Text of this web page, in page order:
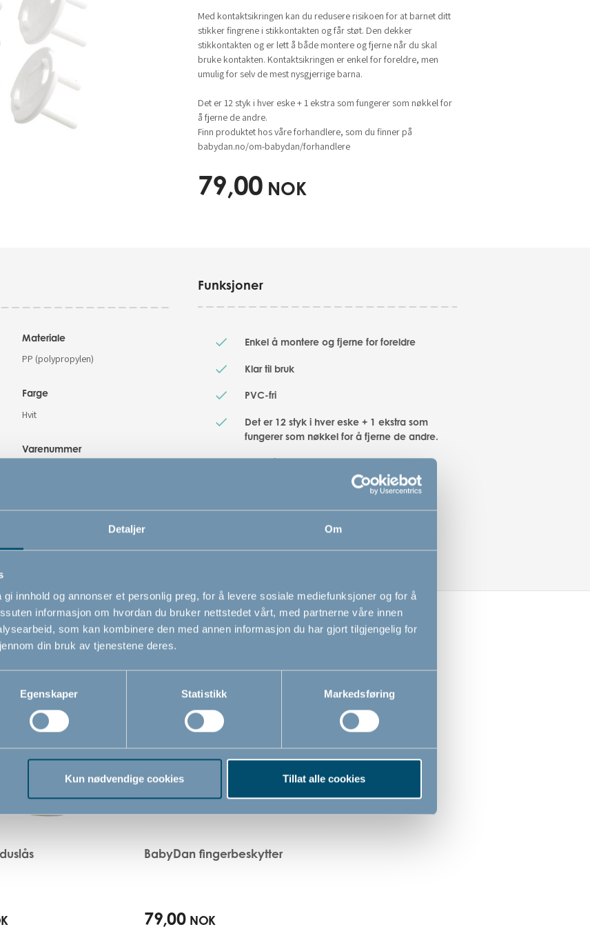
Detaljer Om
innhold og annonser et personlig preg, for å levere sosiale mediefunksjoner og for å
informasjon om hvordan du bruker nettstedet vårt, med partnerne våre innen
som kan kombinere den med annen informasjon du har gjort tilgjengelig for
din bruk av tjenestene deres.
Egenskaper Statistikk Markedsføring
Kun nødvendige cookies Tillat alle cookies
Med kontaktsikringen kan du redusere risikoen for at barnet ditt
stikker fingrene i stikkontakten og får støt. Den dekker
stikkontakten og er lett å både montere og fjerne når du skal
bruke kontakten. Kontaktsikringen er enkel for foreldre, men
umulig for selv de mest nysgjerrige barna.
Det er 12 styk i hver eske + 1 ekstra som fungerer som nøkkel for
å fjerne de andre.
Finn produktet hos våre forhandlere, som du finner på
babydan.no/om-babydan/forhandlere
79,00 NOK
Materiale
PP (polypropylen)
Farge
Hvit
Varenummer
Funksjoner
Enkel å montere og fjerne for foreldre
Klar til bruk
PVC-fri
Det er 12 styk i hver eske + 1 ekstra som
fungerer som nøkkel for å fjerne de andre.
Enkel å montere og fjerne for foreldre
Relaterte produkter
BabyDan fingerbeskytter
79,00 NOK